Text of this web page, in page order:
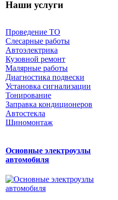
Наши услуги
Проведение ТО
Слесарные работы
Автоэлектрика
Кузовной ремонт
Малярные работы
Диагностика подвески
Установка сигнализации
Тонирование
Заправка кондиционеров
Автостекла
Шиномонтаж
Основные электроузлы
автомобиля